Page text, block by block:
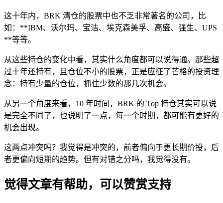
这十年内，BRK 清仓的股票中也不乏非常著名的公司，比
如：**IBM、沃尔玛、宝洁、埃克森美孚、高盛、强生、UPS
**等等。
从这些持仓的变化中看，其实什么角度都可以说得通。那些超
过十年还持有，且仓位不小的股票，正是应征了芒格的投资理
念：持有少量的仓位，抓住少数的那几次机会。
从另一个角度来看，10 年时间，BRK 的 Top 持仓其实可以说
是完全不同了，也说明了一点，每一个时期，都可能有更好的
机会出现。
这两点冲突吗？我觉得是冲突的，前者偏向于更长期价投，后
者更偏向短期的趋势。但有对错之分吗，我觉得没有。
觉得文章有帮助，可以赞赏支持